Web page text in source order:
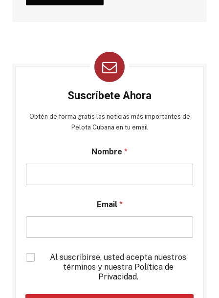
Suscríbete Ahora
Obtén de forma gratis las noticias más importantes de
Pelota Cubana en tu email
Nombre *
Email *
*
Al suscribirse, usted acepta nuestros
términos y nuestra Política de
Privacidad.